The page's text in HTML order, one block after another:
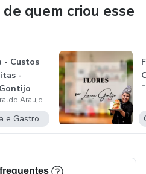
quem criou esse
- Custos
-
Araujo
Culinária e Gastronomia